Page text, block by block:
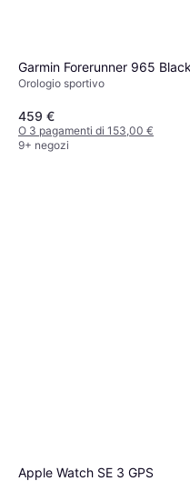
Garmin Forerunner 965 Black
Orologio sportivo
459 €
O 3 pagamenti di 153,00 €
9+ negozi
Apple Watch SE 3 GPS